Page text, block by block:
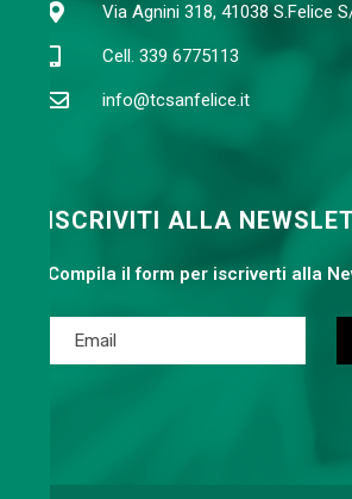
Via Agnini 318, 41038 S.Felice
Cell. 339 6775113
info@tcsanfelice.it
ISCRIVITI ALLA
Compila il form per iscriverti alla